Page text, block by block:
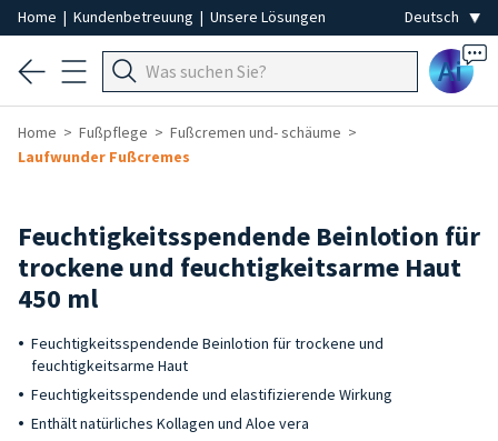
Home | Kundenbetreuung | Unsere Lösungen
Ai
Home Fußpflege
Fußcremen und- schäume
Laufwunder Fußcremes
Feuchtigkeitsspendende Beinlotion für
trockene und feuchtigkeitsarme Haut
450 ml
Feuchtigkeitsspendende Beinlotion für trockene und
feuchtigkeitsarme Haut
Feuchtigkeitsspendende und elastifizierende Wirkung
Enthält natürliches Kollagen und Aloe vera